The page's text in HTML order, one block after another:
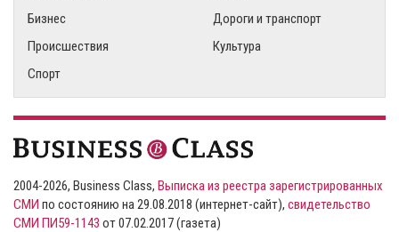
Бизнес
Дороги и транспорт
Происшествия
Культура
Спорт
2004-2026, Business Class, Выписка из реестра зарегистрированных
СМИ по состоянию на 29.08.2018 (интернет-сайт), свидетельство
СМИ ПИ59-1143 от 07.02.2017 (газета)